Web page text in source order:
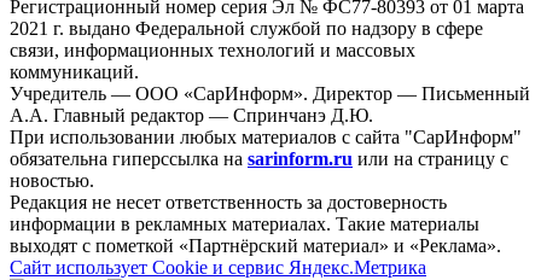
Регистрационный номер серия Эл № ФС77-80393 от 01 марта
2021 г. выдано Федеральной службой по надзору в сфере
связи, информационных технологий и массовых
коммуникаций.
Учредитель — ООО «СарИнформ». Директор — Письменный
А.А. Главный редактор — Спринчанэ Д.Ю.
При использовании любых материалов с сайта "СарИнформ"
обязательна гиперссылка на sarinform.ru или на страницу с
новостью.
Редакция не несет ответственность за достоверность
информации в рекламных материалах. Такие материалы
выходят с пометкой «Партнёрский материал» и «Реклама».
Сайт использует Cookie и сервиc Яндекс.Метрика